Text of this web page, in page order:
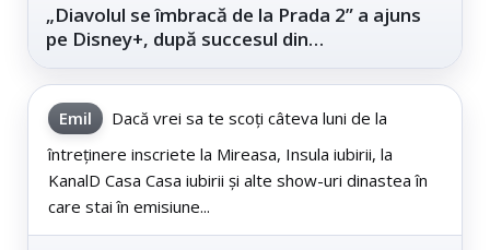
„Diavolul se îmbracă de la Prada 2” a ajuns
pe Disney+, după succesul din
Emil
Dacă vrei sa te scoți câteva luni de la
întreținere inscriete la Mireasa, Insula iubirii, la
KanalD Casa Casa iubirii și alte show-uri dinastea în
care stai în emisiune...